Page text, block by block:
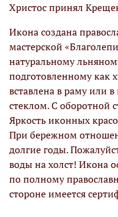
Христос принял
Икона создана
мастерской
натуральному
подготовленному как
вставлена в раму или
стеклом. С оборотной
Яркость иконных
При бережном
долгие годы.
воды на холст! Икона
по полному
стороне имеется